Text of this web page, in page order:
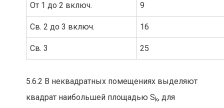
От 1 до 2 включ. 9
Св. 2 до 3 включ. 16
Св. 3 25
5.6.2 В неквадратных помещениях выделяют
квадрат наибольшей площадью S k, для